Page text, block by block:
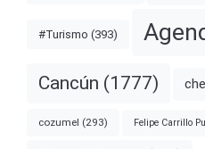
#Turismo (393)
Cancún (1777)
cozumel (293) Felipe Carrillo